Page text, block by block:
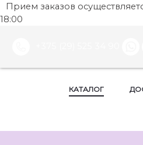
Прием заказов
18:00
КАТАЛОГ